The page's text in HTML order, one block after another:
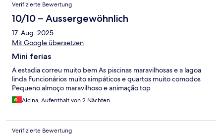
Verifizierte Bewertung
10/10 – Aussergewöhnlich
17. Aug. 2025
Mit Google übersetzen
Mini ferias
A estadia correu muito bem As piscinas maravilhosas e a lagoa
linda Funcionários muito simpáticos e quartos muito comodos
Pequeno almoço maravilhoso e animação top
Alcina, Aufenthalt von 2 Nächten
Verifizierte Bewertung